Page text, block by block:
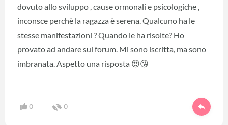
dovuto allo sviluppo , cause ormonali e psicologiche ,
inconsce perchè la ragazza è serena. Qualcuno ha le
stesse manifestazioni ? Quando le ha risolte? Ho
provato ad andare sul forum. Mi sono iscritta, ma sono
imbranata. Aspetto una risposta 😍😘
0 0